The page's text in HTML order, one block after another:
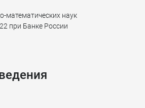
математических наук
при Банке России